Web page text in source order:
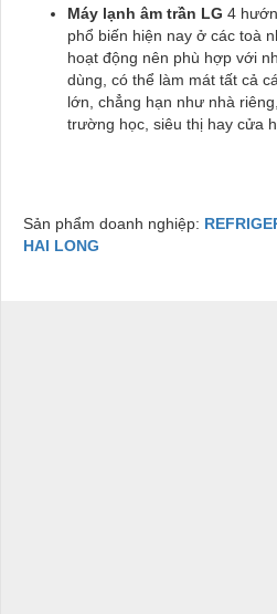
Máy lạnh âm trần LG 4
phổ biến hiện nay ở các toà
hoạt động nên phù hợp với
dùng, có thể làm mát tất cả
lớn, chẳng hạn như nhà
trường học, siêu thị hay cửa
Sản phẩm doanh nghiệp:
HAI LONG